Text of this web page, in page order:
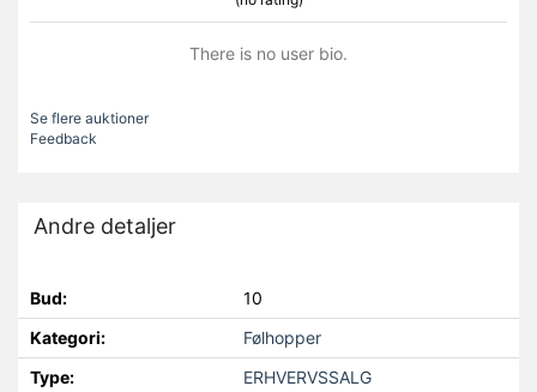
There is no user bio.
Se flere auktioner
Feedback
Andre detaljer
Bud:
10
Kategori:
Følhopper
Type:
ERHVERVSSALG